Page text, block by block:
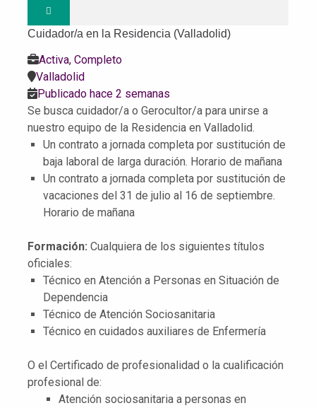
Cuidador/a en la Residencia (Valladolid)
Activa, Completo
Valladolid
Publicado hace 2 semanas
Se busca cuidador/a o Gerocultor/a para unirse a
nuestro equipo de la Residencia en Valladolid.
Un contrato a jornada completa por sustitución de
baja laboral de larga duración. Horario de mañana
Un contrato a jornada completa por sustitución de
vacaciones del 31 de julio al 16 de septiembre.
Horario de mañana
Formación: Cualquiera de los siguientes títulos
oficiales:
Técnico en Atención a Personas en Situación de
Dependencia
Técnico de Atención Sociosanitaria
Técnico en cuidados auxiliares de Enfermería
O el Certificado de profesionalidad o la cualificación
profesional de:
Atención sociosanitaria a personas en